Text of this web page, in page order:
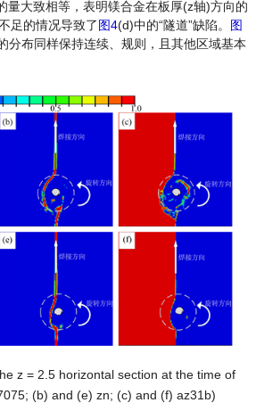
量大致相等，表明镁合金在板厚(z轴)方向的
足的情况导致了图4(d)中的“隧道”缺陷。 图
分布同样保持连续、规则，且其他区域基本
z = 2.5 horizontal section at the time of
(b) and (e) zn; (c) and (f) az31b)